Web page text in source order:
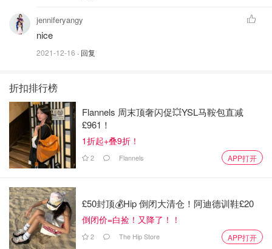
的，也很适合使用。
这款产品中添加了10%的AHA，其中含8%甘醇酸，2%柠檬
刺痛，大概2分钟之后消失。我的手部皮肤和手臂、腿部也
特别干燥，涂上一些，使用感受太好了，完全被吸收，无刺
痛感，手部皮肤特别光滑滋润，很喜欢。
jenniferyangy
nice
2021-12-16 · 回复
折扣排行榜
Flannels 周末顶奢闪促💥YSL马鞍包直减
£961！
1折起+叠9折！
2 Flannels APP打开
£50封顶💰Hip 倒闭大清仓！阿迪德训鞋£20
倒闭价=白捡！又降了！！
2 The Hip Store APP打开